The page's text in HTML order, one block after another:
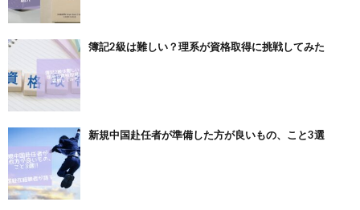
簿記2級は難しい？理系が資格取得に挑戦してみた
新規中国赴任者が準備した方が良いもの、こと3選